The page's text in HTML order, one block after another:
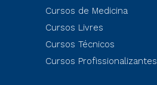
Cursos de Medicina
Cursos Livres
Cursos Técnicos
Cursos Profissionalizantes